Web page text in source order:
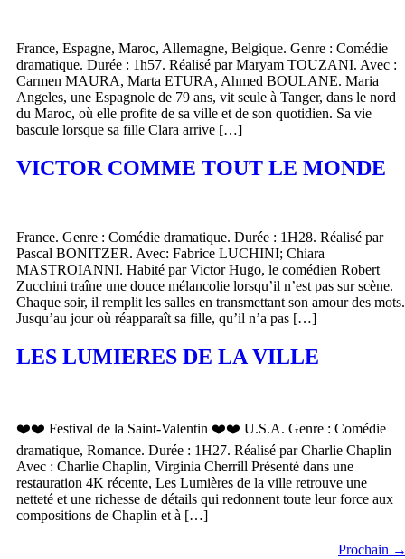
France, Espagne, Maroc, Allemagne, Belgique. Genre : Comédie
dramatique. Durée : 1h57. Réalisé par Maryam TOUZANI. Avec :
Carmen MAURA, Marta ETURA, Ahmed BOULANE. Maria
Angeles, une Espagnole de 79 ans, vit seule à Tanger, dans le nord
du Maroc, où elle profite de sa ville et de son quotidien. Sa vie
bascule lorsque sa fille Clara arrive […]
VICTOR COMME TOUT LE MONDE
France. Genre : Comédie dramatique. Durée : 1H28. Réalisé par
Pascal BONITZER. Avec: Fabrice LUCHINI; Chiara
MASTROIANNI. Habité par Victor Hugo, le comédien Robert
Zucchini traîne une douce mélancolie lorsqu’il n’est pas sur scène.
Chaque soir, il remplit les salles en transmettant son amour des mots.
Jusqu’au jour où réapparaît sa fille, qu’il n’a pas […]
LES LUMIERES DE LA VILLE
❤️❤️ Festival de la Saint-Valentin ❤️❤️ U.S.A. Genre : Comédie
dramatique, Romance. Durée : 1H27. Réalisé par Charlie Chaplin
Avec : Charlie Chaplin, Virginia Cherrill Présenté dans une
restauration 4K récente, Les Lumières de la ville retrouve une
netteté et une richesse de détails qui redonnent toute leur force aux
compositions de Chaplin et à […]
Prochain